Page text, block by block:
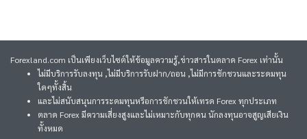
Forexland.com เป็นเพียงเว็บไซต์ให้ข้อมูลความรู้,ข่าวสารในตลาด Forex เท่านั้น
ไม่มีบริการรับลงทุน ,ไม่มีบริการรับฝาก/ถอน ,ไม่มีการชักชวนและระดมทุน
ใดๆทั้งสิ้น
และไม่สนับสนุนการระดมทุนหรือการชักชวนให้เทรด Forex ทุกประเภท
ตลาด Forex มีความเสี่ยงสูงและไม่เหมาะกับทุกคน นักลงทุนอาจสูญเสียเงิน
ทั้งหมด